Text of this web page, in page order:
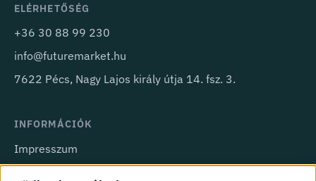
ELÉRHETŐSÉG
+36 30 88 99 230
info@futuremarket.hu
7622 Pécs, Nagy Lajos király útja 14. fsz. 3.
INFORMÁCIÓK
Impresszum